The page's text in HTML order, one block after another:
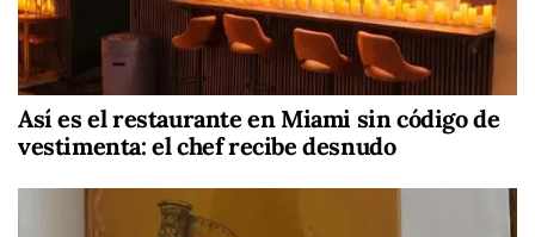
Así es el restaurante en Miami sin código de
vestimenta: el chef recibe desnudo